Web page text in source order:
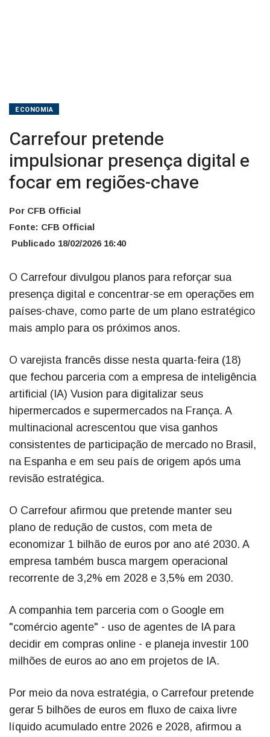
ECONOMIA
Carrefour pretende
impulsionar presença digital e
focar em regiões-chave
Por CFB Official
Fonte: CFB Official
Publicado 18/02/2026 16:40
O Carrefour divulgou planos para reforçar sua
presença digital e concentrar-se em operações em
países-chave, como parte de um plano estratégico
mais amplo para os próximos anos.
O varejista francês disse nesta quarta-feira (18)
que fechou parceria com a empresa de inteligência
artificial (IA) Vusion para digitalizar seus
hipermercados e supermercados na França. A
multinacional acrescentou que visa ganhos
consistentes de participação de mercado no Brasil,
na Espanha e em seu país de origem após uma
revisão estratégica.
O Carrefour afirmou que pretende manter seu
plano de redução de custos, com meta de
economizar 1 bilhão de euros por ano até 2030. A
empresa também busca margem operacional
recorrente de 3,2% em 2028 e 3,5% em 2030.
A companhia tem parceria com o Google em
"comércio agente" - uso de agentes de IA para
decidir em compras online - e planeja investir 100
milhões de euros ao ano em projetos de IA.
Por meio da nova estratégia, o Carrefour pretende
gerar 5 bilhões de euros em fluxo de caixa livre
líquido acumulado entre 2026 e 2028, afirmou a